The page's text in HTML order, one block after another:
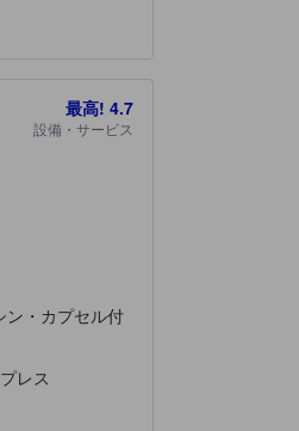
エアコンやリ
します。 毎
宿泊施設では、
できます。 素
Hotel
出かけてみて
最高! 4.7
設備・サービス
ン・カプセル付
レス